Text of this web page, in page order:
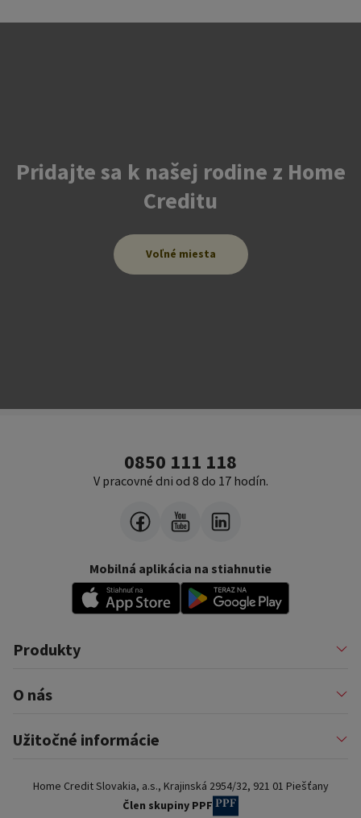
Pridajte sa k našej rodine z Home
Creditu
Voľné miesta
0850 111 118
V pracovné dni od 8 do 17 hodín.
Mobilná aplikácia na stiahnutie
Produkty
Pôžičky
Financovanie podnikateľov
Auto na splátky
O nás
Profil firmy
Pomáhame
Blog
Užitočné informácie
Najčastejšie otázky
Dokumenty na stiahnutie
Home Credit Slovakia, a.s., Krajinská 2954/32, 921 01 Piešťany
Člen skupiny PPF